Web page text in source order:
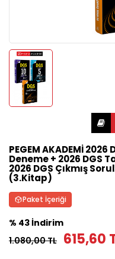
PEGEM AKADEMİ
Deneme + 2026 DGS
2026 DGS Çıkmış
(3.Kitap)
Paket İçeriği
% 43 İndirim
1.080,00 TL 615,60